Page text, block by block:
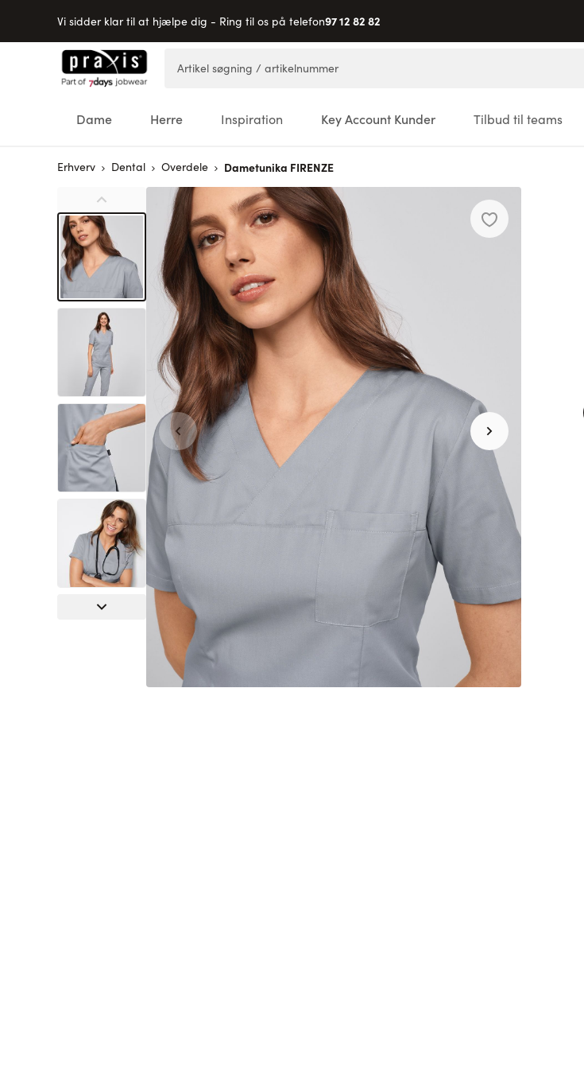
Vi sidder klar til at hjælpe dig - Ring til os på telefon97 12 82 82
Skip to Content
Dame Herre Inspiration Key Account Kunder Tilbud til teams
Erhverv Dental Overdele Dametunika FIRENZE